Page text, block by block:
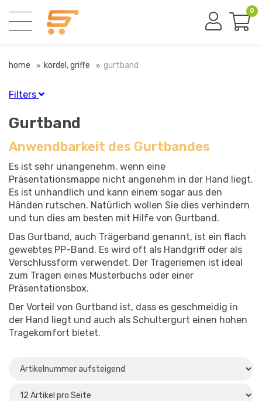
0
home kordel, griffe gurtband
Filters
Finish
Material
PP (5)
Gurtband
Anwendbarkeit des Gurtbandes
Es ist sehr unangenehm, wenn eine
Präsentationsmappe nicht angenehm in der Hand liegt.
Es ist unhandlich und kann einem sogar aus den
Händen rutschen. Natürlich wollen Sie dies verhindern
und tun dies am besten mit Hilfe von Gurtband.
Das Gurtband, auch Trägerband genannt, ist ein flach
gewebtes PP-Band. Es wird oft als Handgriff oder als
Verschlussform verwendet. Der Trageriemen ist ideal
zum Tragen eines Musterbuchs oder einer
Präsentationsbox.
Der Vorteil von Gurtband ist, dass es geschmeidig in
der Hand liegt und auch als Schultergurt einen hohen
Tragekomfort bietet.